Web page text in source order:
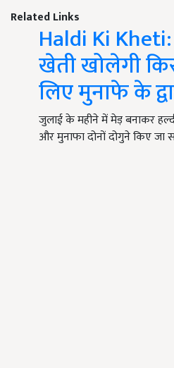
Related Links
Haldi Ki
खेती खोलेगी
लिए मुनाफे के
जुलाई के महीने में मेड़ बनाकर
और मुनाफा दोनों दोगुने किए जा